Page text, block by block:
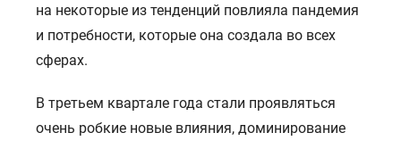
на некоторые из тенденций повлияла пандемия
и потребности, которые она создала во всех
сферах.
В третьем квартале года стали проявляться
очень робкие новые влияния, доминирование